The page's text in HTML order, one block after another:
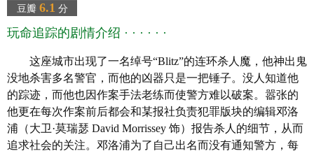
豆瓣 6.1 分
制片国家/地区: 英国
上映日期: 2012-03-16(中国大陆) /2011-05-
20(英国)
片长: 97分钟
又名: 私法制裁(台) / 闪电
IMDb链接: tt1297919
玩命追踪的剧情介绍 · · · · · ·
这座城市出现了一名绰号“Blitz”的连环杀人魔，他神出鬼
没地杀害多名警官，而他的凶器只是一把锤子。没人知道他
的踪迹，而他也因作案手法老练而使警方难以破案。嚣张的
他更在每次作案前后都会和某报社负责犯罪版块的编辑邓洛
浦（大卫·莫瑞瑟 David Morrissey 饰）报告杀人的细节，从而
追求社会的关注。邓洛浦为了自己出名而没有通知警方，每